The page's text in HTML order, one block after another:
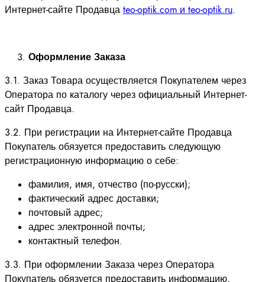
Интернет-сайте Продавца teo-optik.com и teo-optik.ru.
Оформление Заказа
3.1. Заказ Товара осуществляется Покупателем через
Оператора по каталогу через официальный Интернет-
сайт Продавца.
3.2. При регистрации на Интернет-сайте Продавца
Покупатель обязуется предоставить следующую
регистрационную информацию о себе:
фамилия, имя, отчество (по-русски);
фактический адрес доставки;
почтовый адрес;
адрес электронной почты;
контактный телефон.
3.3. При оформлении Заказа через Оператора
Покупатель обязуется предоставить информацию,